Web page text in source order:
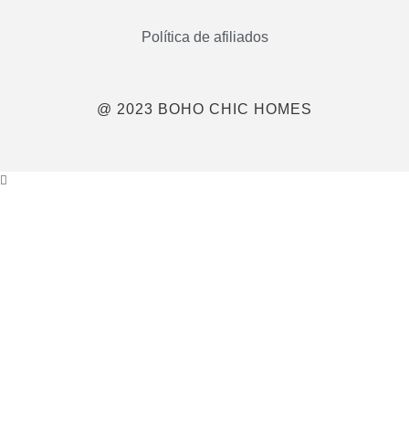
Política de afiliados
@ 2023 BOHO CHIC HOMES